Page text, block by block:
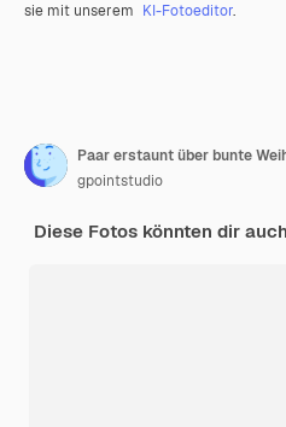
sie mit unserem KI-Fotoeditor.
Paar erstaunt über bunte
gpointstudio
Diese Fotos könnten dir